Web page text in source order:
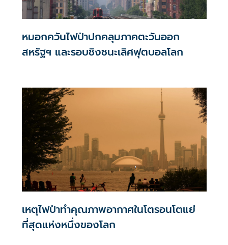
หมอกควันไฟป่าปกคลุมภาคตะวันออก
สหรัฐฯ และรอบชิงชนะเลิศฟุตบอลโลก
เหตุไฟป่าทำคุณภาพอากาศในโตรอนโตแย่
ที่สุดแห่งหนึ่งของโลก